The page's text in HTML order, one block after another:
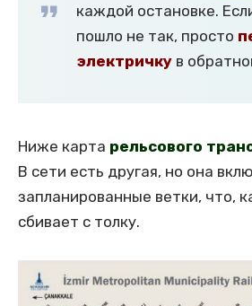
каждой остановке.
пошло не так, просто
электричку в
Ниже карта рельсового
В сети есть другая, но она
запланированные ветки, что,
сбивает с толку.